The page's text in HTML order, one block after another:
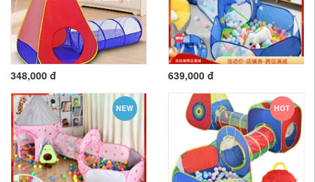
348,000 đ 639,000 đ
NEW HOT